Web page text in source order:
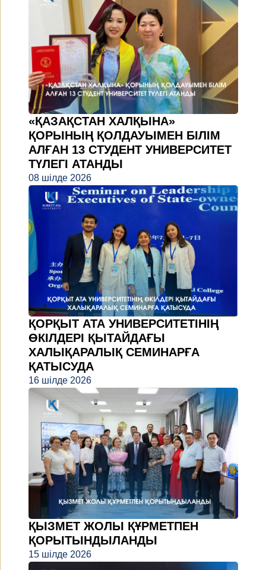
«ҚАЗАҚСТАН ХАЛҚЫНА»
ҚОРЫНЫҢ ҚОЛДАУЫМЕН БІЛІМ
АЛҒАН 13 СТУДЕНТ УНИВЕРСИТЕТ
ТҮЛЕГІ АТАНДЫ
08 шілде 2026
ҚОРҚЫТ АТА УНИВЕРСИТЕТІНІҢ
ӨКІЛДЕРІ ҚЫТАЙДАҒЫ
ХАЛЫҚАРАЛЫҚ СЕМИНАРҒА
ҚАТЫСУДА
16 шілде 2026
ҚЫЗМЕТ ЖОЛЫ ҚҰРМЕТПЕН
ҚОРЫТЫНДЫЛАНДЫ
15 шілде 2026